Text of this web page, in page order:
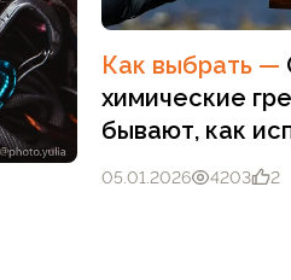
Как выбрать —
химические
бывают, как
05.01.2026 4203 2